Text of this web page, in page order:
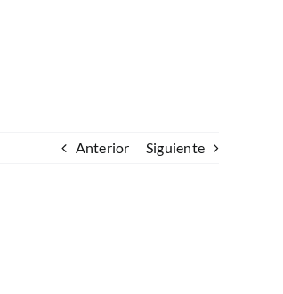
Anterior Siguiente